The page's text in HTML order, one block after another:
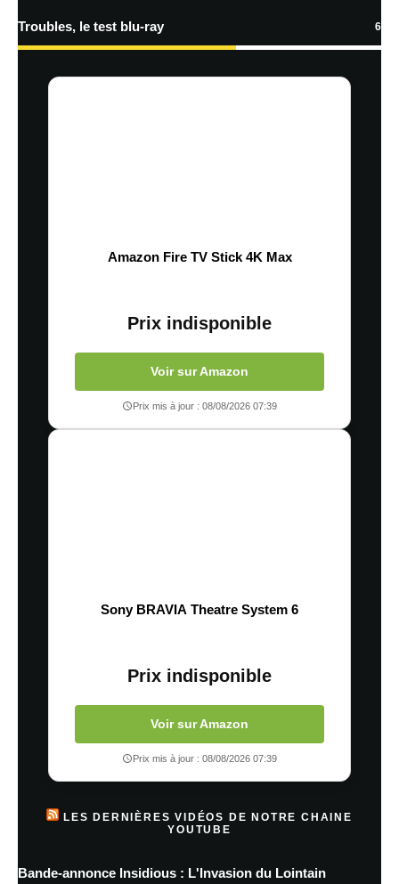
Troubles, le test blu-ray 6
Amazon Fire TV Stick 4K Max
Prix indisponible
Voir sur Amazon
Prix mis à jour : 08/08/2026 07:39
Sony BRAVIA Theatre System 6
Prix indisponible
Voir sur Amazon
Prix mis à jour : 08/08/2026 07:39
LES DERNIÈRES VIDÉOS DE NOTRE CHAINE
YOUTUBE
Bande-annonce Insidious : L'Invasion du Lointain